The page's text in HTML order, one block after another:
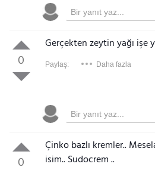
0
Gerçekten zeytin yağı işe
Paylaş: Daha fazla
0
Çinko bazlı kremler..
isim.. Sudocrem ..